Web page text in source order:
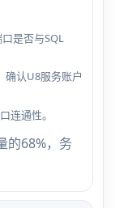
是否与SQL
确认U8服务账户
连通性。
的68%，务